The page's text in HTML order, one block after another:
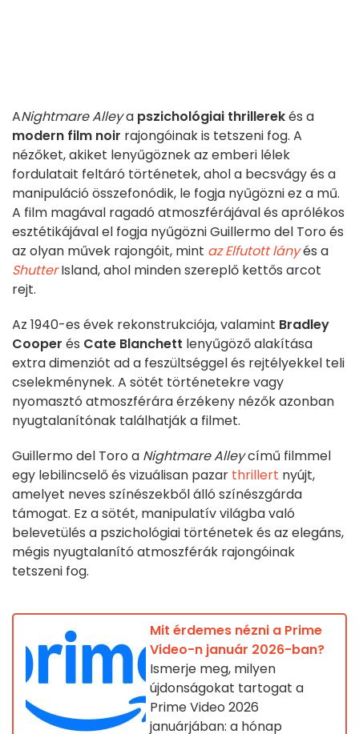
ANightmare Alleya pszichológiai thrillerekés a
modern film noir rajongóinak is tetszeni fog. A
nézőket, akiket lenyűgöznek az emberi lélek
fordulatait feltáró történetek, ahol a becsvágy és a
manipuláció összefonódik, le fogja nyűgözni ez a mű.
A film magával ragadó atmoszférájával és aprólékos
esztétikájával el fogja nyűgözni Guillermo del Toro és
az olyan művek rajongóit, mint az Elfutott lányés a
ShutterIsland, ahol minden szereplő kettős arcot
rejt.
Az 1940-es évek rekonstrukciója, valamint Bradley
Cooper és Cate Blanchett lenyűgöző alakítása
extra dimenziót ad a feszültséggel és rejtélyekkel teli
cselekménynek. A sötét történetekre vagy
nyomasztó atmoszférára érzékeny nézők azonban
nyugtalanítónak találhatják a filmet.
Guillermo del Toro a Nightmare Alleycímű filmmel
egy lebilincselő és vizuálisan pazar thrillert nyújt,
amelyet neves színészekből álló színészgárda
támogat. Ez a sötét, manipulatív világba való
belevetülés a pszichológiai történetek és az elegáns,
mégis nyugtalanító atmoszférák rajongóinak
tetszeni fog.
Mit érdemes nézni a Prime
Video-n január 2026-ban?
Ismerje meg, milyen
újdonságokat tartogat a
Prime Video 2026
januárjában: a hónap